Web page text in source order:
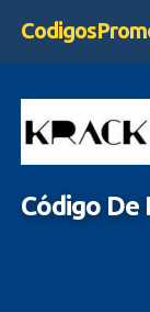
Código